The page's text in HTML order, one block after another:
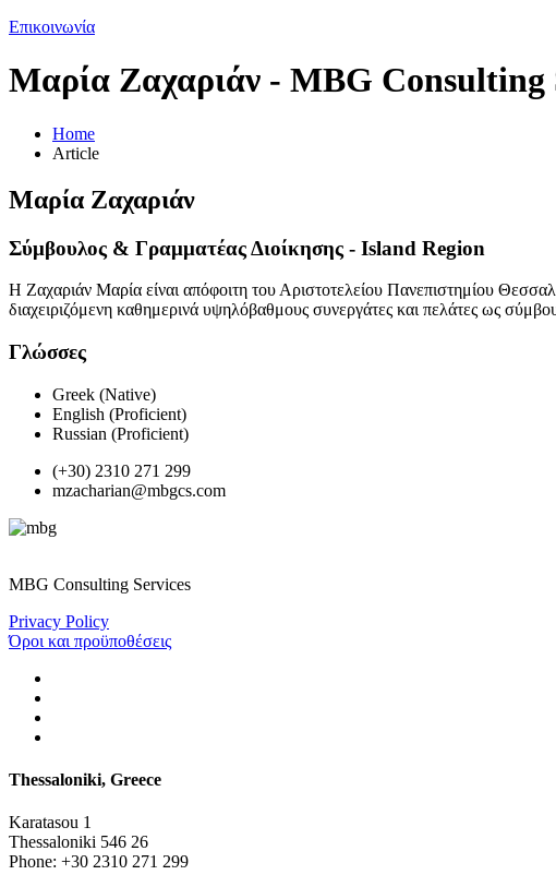
Επικοινωνία
Μαρία Ζαχαριάν - MBG Consulting
Home
Article
Μαρία Ζαχαριάν
Σύμβουλος & Γραμματέας Διοίκησης - Island Region
Η Ζαχαριάν Μαρία είναι απόφοιτη του Αριστοτελείου Πανεπιστημίου
διαχειριζόμενη καθημερινά υψηλόβαθμους συνεργάτες και πελάτες ως
Γλώσσες
Greek (Native)
English (Proficient)
Russian (Proficient)
(+30) 2310 271 299
mzacharian@mbgcs.com
MBG Consulting Services
Privacy Policy
Όροι και προϋποθέσεις
Thessaloniki, Greece
Karatasou 1
Thessaloniki 546 26
Phone: +30 2310 271 299